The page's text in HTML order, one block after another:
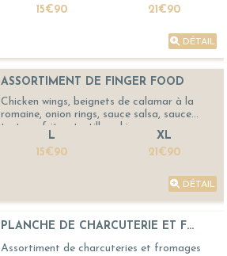
15€90
21€90
DÉTAIL
ASSORTIMENT DE FINGER FOOD
Chicken wings, beignets de calamar à la
romaine, onion rings, sauce salsa, sauce
tartare, frites, tortillas chips
L
15€90
XL
21€90
DÉTAIL
PLANCHE DE CHARCUTERIE ET F...
Assortiment de charcuteries et fromages